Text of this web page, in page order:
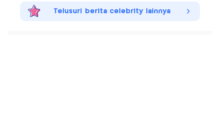
Telusuri berita celebrity lainnya